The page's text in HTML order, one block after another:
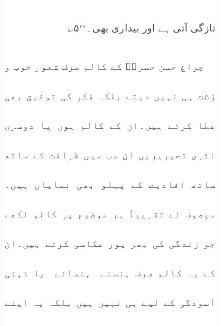
تازگی آتی ہے اور بیداری بھی۔‘‘۵؎
چراغ حسن حسرتؔ کے کالم صرف شعور خوب و
زشت ہی نہیں دیتے بلکہ فکر کی توفیق بھی
عطا کرتے ہیں۔ان کے کالم ہوں یا دوسری
نثری تحیریریں ان سب میں ظرافت کے ساتھ
ساتھ افادیت کے پہلو بھی نمایاں ہیں۔
موصوف نے تقریباََ ہر موضوع پر کالم لکھے
جو زندگی کی بھر پور عکاسی کرتے ہیں۔ان
کے یہ کالم صرف ہنسنے ہنسانے یا ذہنی
آسودگی کے لیے ہی نہیں ہیں بلکہ یہ اپنے